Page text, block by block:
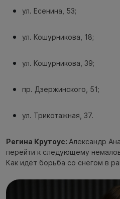
ул. Есенина, 53;
ул. Кошурникова, 18;
ул. Кошурникова, 39;
пр. Дзержинского, 51;
ул. Трикотажная, 37.
Регина Крутоус: Александр
перейти к следующему
Как идёт борьба со снегом в